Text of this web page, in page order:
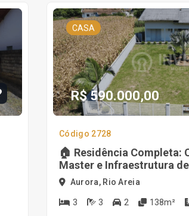
CASA
R$ 590.000,00
Código 2728
🏠 Residência Completa:
Master e Infraestrutura
Aurora, Rio Areia
3 3 2 138m²